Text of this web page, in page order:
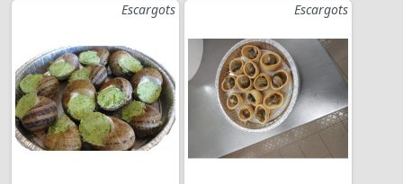
Escargots
Escargots